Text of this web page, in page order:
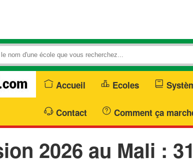
Accueil Ecoles
Contact Comment ça
2026 au Mali :